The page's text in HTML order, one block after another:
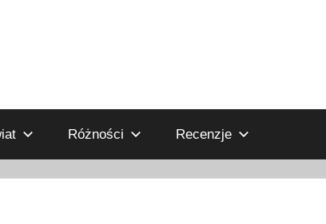
Różności Recenzje